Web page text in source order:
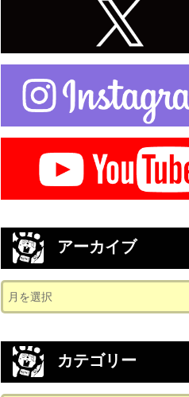
アーカイブ
カテゴリー